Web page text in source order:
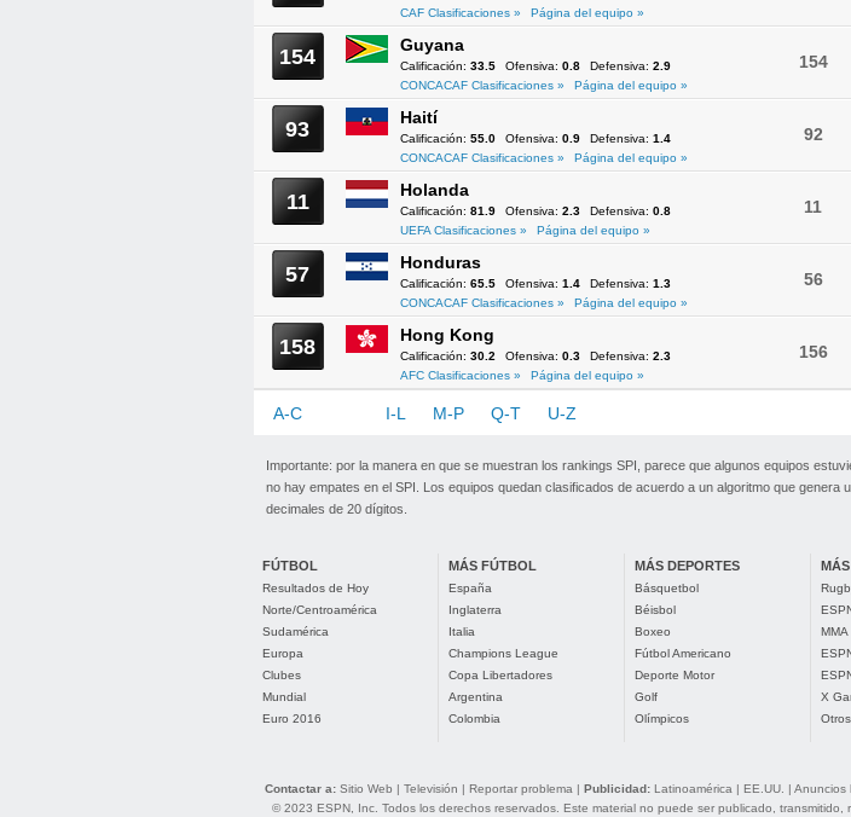
CAF Clasificaciones »
Página del equipo »
154 Guyana
Calificación: 33.5 Ofensiva: 0.8 Defensiva: 2.9
CONCACAF Clasificaciones »
Página del equipo »
154
93 Haití
Calificación: 55.0 Ofensiva: 0.9 Defensiva: 1.4
CONCACAF Clasificaciones »
Página del equipo »
92
11 Holanda
Calificación: 81.9 Ofensiva: 2.3 Defensiva: 0.8
UEFA Clasificaciones »
Página del equipo »
11
57 Honduras
Calificación: 65.5 Ofensiva: 1.4 Defensiva: 1.3
CONCACAF Clasificaciones »
Página del equipo »
56
158 Hong Kong
Calificación: 30.2 Ofensiva: 0.3 Defensiva: 2.3
AFC Clasificaciones »
Página del equipo »
156
A-C I-L M-P Q-T U-Z
Importante: por la manera en que se muestran los rankings SPI, parece que algunos equipos
no hay empates en el SPI. Los equipos quedan clasificados de acuerdo a un algoritmo que genera
decimales de 20 dígitos.
FÚTBOL
Resultados de Hoy
Norte/Centroamérica
Sudamérica
Europa
Clubes
Mundial
Euro 2016
MÁS FÚTBOL
España
Inglaterra
Italia
Champions League
Copa Libertadores
Argentina
Colombia
MÁS DEPORTES
Básquetbol
Béisbol
Boxeo
Fútbol Americano
Deporte Motor
Golf
Olímpicos
MMA
X
Contactar a: Sitio Web | Televisión | Reportar problema | Publicidad: Latinoamérica | EE.UU. | Anuncios
© 2023 ESPN, Inc. Todos los derechos reservados. Este material no puede ser publicado,